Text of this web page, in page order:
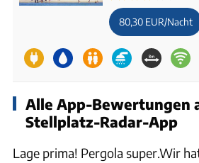
80,30 EUR/Nacht
Alle App-Bewertungen
Stellplatz-Radar-App
Lage prima! Pergola super.Wir